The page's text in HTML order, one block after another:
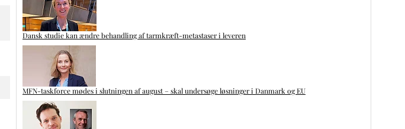
Dansk studie kan ændre behandling af tarmkræft-metastaser i leveren
MFN-taskforce mødes i slutningen af august – skal undersøge løsninger i Danmark og EU